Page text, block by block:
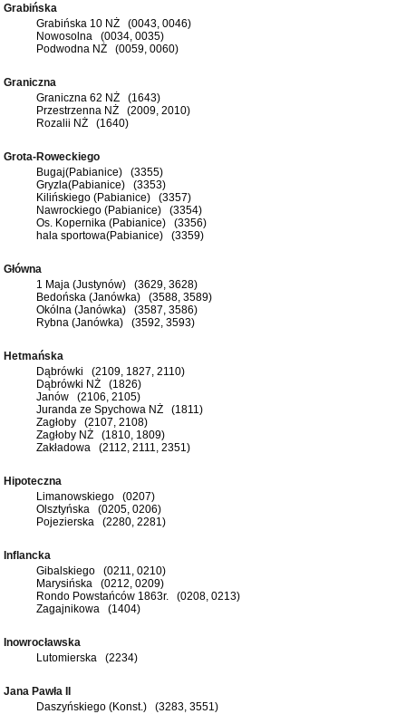
Grabińska
Grabińska 10 NŻ (0043, 0046)
Nowosolna (0034, 0035)
Podwodna NŻ (0059, 0060)
Graniczna
Graniczna 62 NŻ (1643)
Przestrzenna NŻ (2009, 2010)
Rozalii NŻ (1640)
Grota-Roweckiego
Bugaj(Pabianice) (3355)
Gryzla(Pabianice) (3353)
Kilińskiego (Pabianice) (3357)
Nawrockiego (Pabianice) (3354)
Os. Kopernika (Pabianice) (3356)
hala sportowa(Pabianice) (3359)
Główna
1 Maja (Justynów) (3629, 3628)
Bedońska (Janówka) (3588, 3589)
Okólna (Janówka) (3587, 3586)
Rybna (Janówka) (3592, 3593)
Hetmańska
Dąbrówki (2109, 1827, 2110)
Dąbrówki NŻ (1826)
Janów (2106, 2105)
Juranda ze Spychowa NŻ (1811)
Zagłoby (2107, 2108)
Zagłoby NŻ (1810, 1809)
Zakładowa (2112, 2111, 2351)
Hipoteczna
Limanowskiego (0207)
Olsztyńska (0205, 0206)
Pojezierska (2280, 2281)
Inflancka
Gibalskiego (0211, 0210)
Marysińska (0212, 0209)
Rondo Powstańców 1863r. (0208, 0213)
Zagajnikowa (1404)
Inowrocławska
Lutomierska (2234)
Jana Pawła II
Daszyńskiego (Konst.) (3283, 3551)